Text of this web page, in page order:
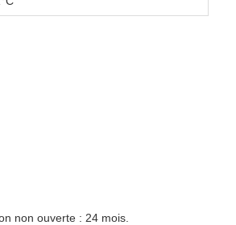
non ouverte : 24 mois.